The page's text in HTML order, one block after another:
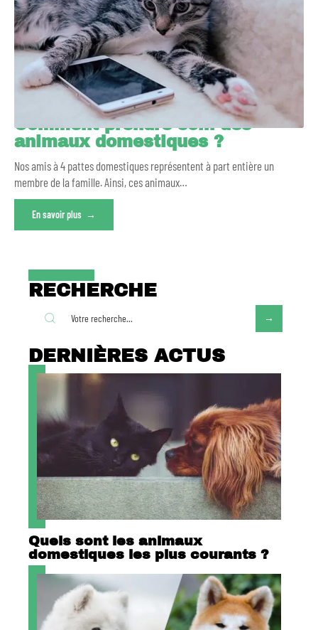
Comment prendre soin des
animaux domestiques ?
Nos amis à 4 pattes domestiques représentent à part entière un
membre de la famille. Ainsi, ces animaux…
En savoir plus
RECHERCHE
DERNIÈRES ACTUS
Quels sont les animaux
domestiques les plus courants ?